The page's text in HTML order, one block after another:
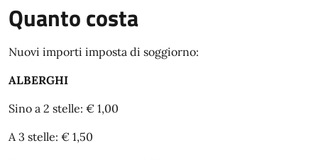
Quanto costa
Nuovi importi imposta di soggiorno:
ALBERGHI
Sino a 2 stelle: € 1,00
A 3 stelle: € 1,50